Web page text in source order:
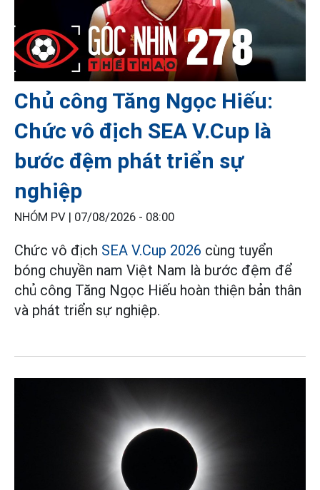
Chủ công Tăng Ngọc Hiếu:
Chức vô địch SEA V.Cup là
bước đệm phát triển sự
nghiệp
NHÓM PV | 07/08/2026 - 08:00
Chức vô địch SEA V.Cup 2026 cùng tuyển
bóng chuyền nam Việt Nam là bước đệm để
chủ công Tăng Ngọc Hiếu hoàn thiện bản thân
và phát triển sự nghiệp.